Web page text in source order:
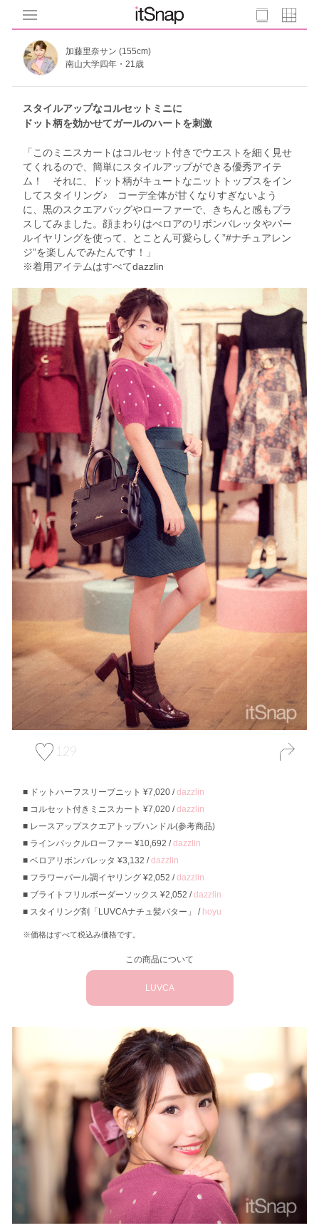
加藤里奈サン (155cm)
南山大学四年・21歳
スタイルアップなコルセットミニに
ドット柄を効かせてガールのハートを刺激
「このミニスカートはコルセット付きでウエストを細く見せ
てくれるので、簡単にスタイルアップができる優秀アイテ
ム！ それに、ドット柄がキュートなニットトップスをイン
してスタイリング♪ コーデ全体が甘くなりすぎないよう
に、黒のスクエアバッグやローファーで、きちんと感もプラ
スしてみました。顔まわりはべロアのリボンバレッタやパー
ルイヤリングを使って、とことん可愛らしく”#ナチュアレン
ジ”を楽しんでみたんです！」
※着用アイテムはすべてdazzlin
129
ドットハーフスリーブニット ¥7,020 /dazzlin
コルセット付きミニスカート ¥7,020 /dazzlin
レースアップスクエアトップハンドル(参考商品)
ラインバックルローファー ¥10,692 /dazzlin
ベロアリボンバレッタ ¥3,132 /dazzlin
フラワーパール調イヤリング ¥2,052 /dazzlin
ブライトフリルボーダーソックス ¥2,052 /dazzlin
スタイリング剤「LUVCAナチュ髪バター」 / hoyu
※価格はすべて税込み価格です。
この商品について
LUVCA